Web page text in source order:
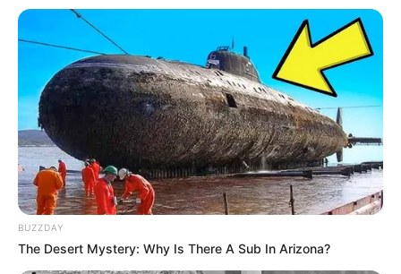
BUZZDAY
The Desert Mystery: Why Is There A Sub In Arizona?